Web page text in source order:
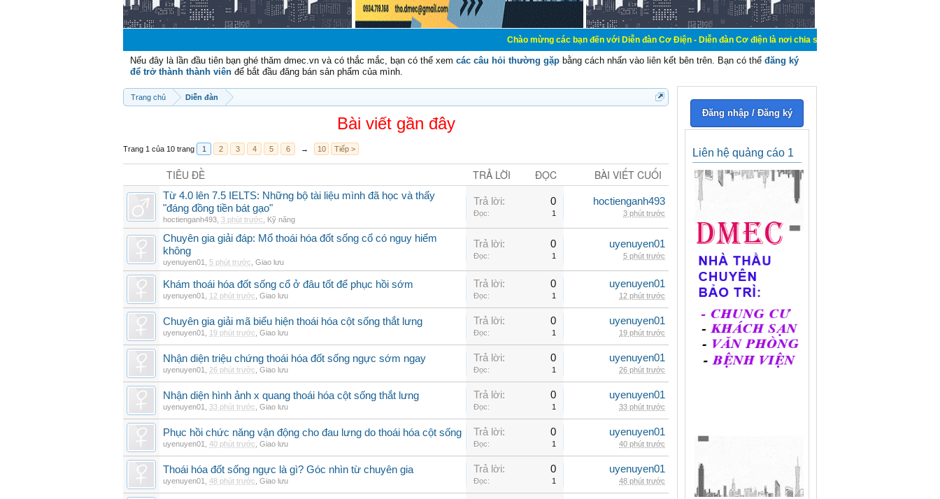
Chào mừng các bạn đến với Diễn đàn Cơ Điện - Diễn đàn Cơ điện là nơi chia sẽ kiến thức kinh nghiệm trong lãnh vực
Nếu đây là lần đầu tiên bạn ghé thăm dmec.vn và có thắc mắc, bạn có thể xem các câu hỏi thường gặp bằng cách nhấn vào liên kết bên trên. Bạn có thể đăng ký
để trở thành thành viên để bắt đầu đăng bán sản phẩm của mình.
Trang chủ Diễn đàn
Bài viết gần đây
Trang 1 của 10 trang 1 2 3 4 5 6 → 10 Tiếp >
TIÊU ĐỀ TRẢ LỜI ĐỌC BÀI VIẾT CUỐI
Từ 4.0 lên 7.5 IELTS: Những bộ tài liệu mình đã học và thấy
"đáng đồng tiền bát gạo"
hoctienganh493 3 phút trước Kỹ năng
Trả lời: 0
Đọc: 1
hoctienganh493
3 phút trước
Chuyên gia giải đáp: Mổ thoái hóa đốt sống cổ có nguy hiểm
không
uyenuyen01 5 phút trước Giao lưu
Trả lời: 0
Đọc: 1
uyenuyen01
5 phút trước
Khám thoái hóa đốt sống cổ ở đâu tốt để phục hồi sớm
uyenuyen01 12 phút trước Giao lưu
Trả lời: 0
Đọc: 1
uyenuyen01
12 phút trước
Chuyên gia giải mã biểu hiện thoái hóa cột sống thắt lưng
uyenuyen01 19 phút trước Giao lưu
Trả lời: 0
Đọc: 1
uyenuyen01
19 phút trước
Nhận diện triệu chứng thoái hóa đốt sống ngực sớm ngay
uyenuyen01 26 phút trước Giao lưu
Trả lời: 0
Đọc: 1
uyenuyen01
26 phút trước
Nhận diện hình ảnh x quang thoái hóa cột sống thắt lưng
uyenuyen01 33 phút trước Giao lưu
Trả lời: 0
Đọc: 1
uyenuyen01
33 phút trước
Phục hồi chức năng vận động cho đau lưng do thoái hóa cột sống
uyenuyen01 40 phút trước Giao lưu
Trả lời: 0
Đọc: 1
uyenuyen01
40 phút trước
Thoái hóa đốt sống ngực là gì? Góc nhìn từ chuyên gia
uyenuyen01 48 phút trước Giao lưu
Trả lời: 0
Đọc: 1
uyenuyen01
48 phút trước
Đăng nhập / Đăng ký
Liên hệ quảng cáo 1